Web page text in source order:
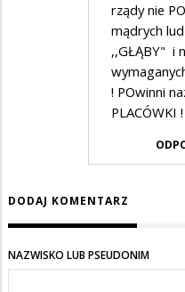
rządy nie
mądrych
,,GŁĄBY" i
! POwinni
PLACÓWKI !
DODAJ KOMENTARZ
NAZWISKO LUB PSEUDONIM